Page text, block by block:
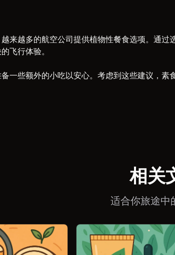
来越多的航空公司提供植物性餐食选项。通过
飞行体验。
一些额外的小吃以安心。考虑到这些建议，素
相关
适合你旅途中